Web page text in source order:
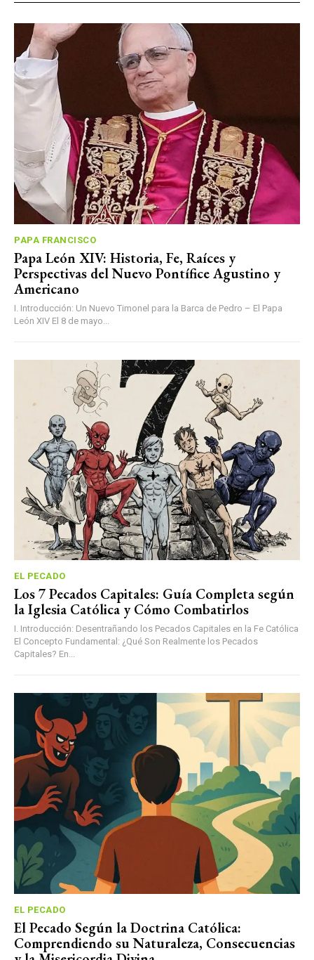
PAPA FRANCISCO
Papa León XIV: Historia, Fe, Raíces y
Perspectivas del Nuevo Pontífice Agustino y
Americano
I. Introducción: Un Nuevo Timonel para la Barca de Pedro – El Papa
León XIV El 8 de mayo...
EL PECADO
Los 7 Pecados Capitales: Guía Completa según
la Iglesia Católica y Cómo Combatirlos
I. Introducción: Desentrañando los Pecados Capitales en la Fe Católica
El Concepto Fundamental: ¿Qué Son Realmente los Pecados
Capitales? En...
EL PECADO
El Pecado Según la Doctrina Católica:
Comprendiendo su Naturaleza, Consecuencias